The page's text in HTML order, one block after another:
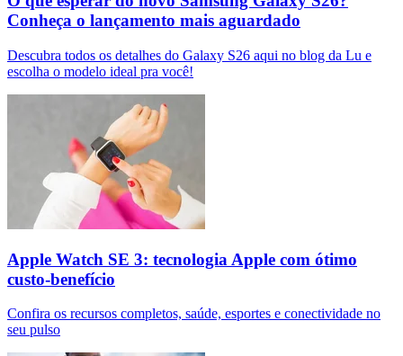
Conheça o lançamento mais aguardado
Descubra todos os detalhes do Galaxy S26 aqui no blog da Lu e
escolha o modelo ideal pra você!
Apple Watch SE 3: tecnologia Apple com ótimo
custo-benefício
Confira os recursos completos, saúde, esportes e conectividade no
seu pulso